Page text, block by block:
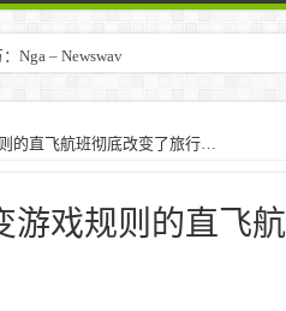
Nga – Newswav
的直飞航班彻底改变了旅行…
游戏规则的直飞航